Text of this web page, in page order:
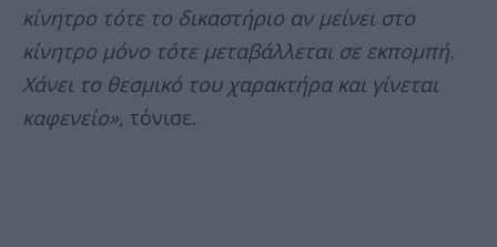
κίνητρο τότε το δικαστήριο αν μείνει στο
κίνητρο μόνο τότε μεταβάλλεται σε εκπομπή.
Χάνει το θεσμικό του χαρακτήρα και γίνεται
καφενείο», τόνισε.